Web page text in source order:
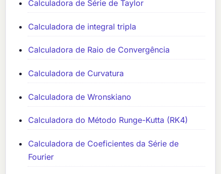
Calculadora de Série de Taylor
Calculadora de integral tripla
Calculadora de Raio de Convergência
Calculadora de Curvatura
Calculadora de Wronskiano
Calculadora do Método Runge-Kutta (RK4)
Calculadora de Coeficientes da Série de
Fourier